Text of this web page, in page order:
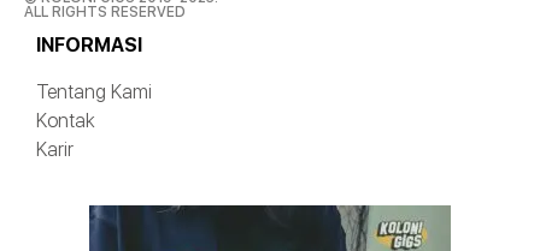
ALL RIGHTS RESERVED
INFORMASI
Tentang Kami
Kontak
Karir